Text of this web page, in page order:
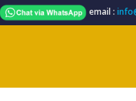
email :